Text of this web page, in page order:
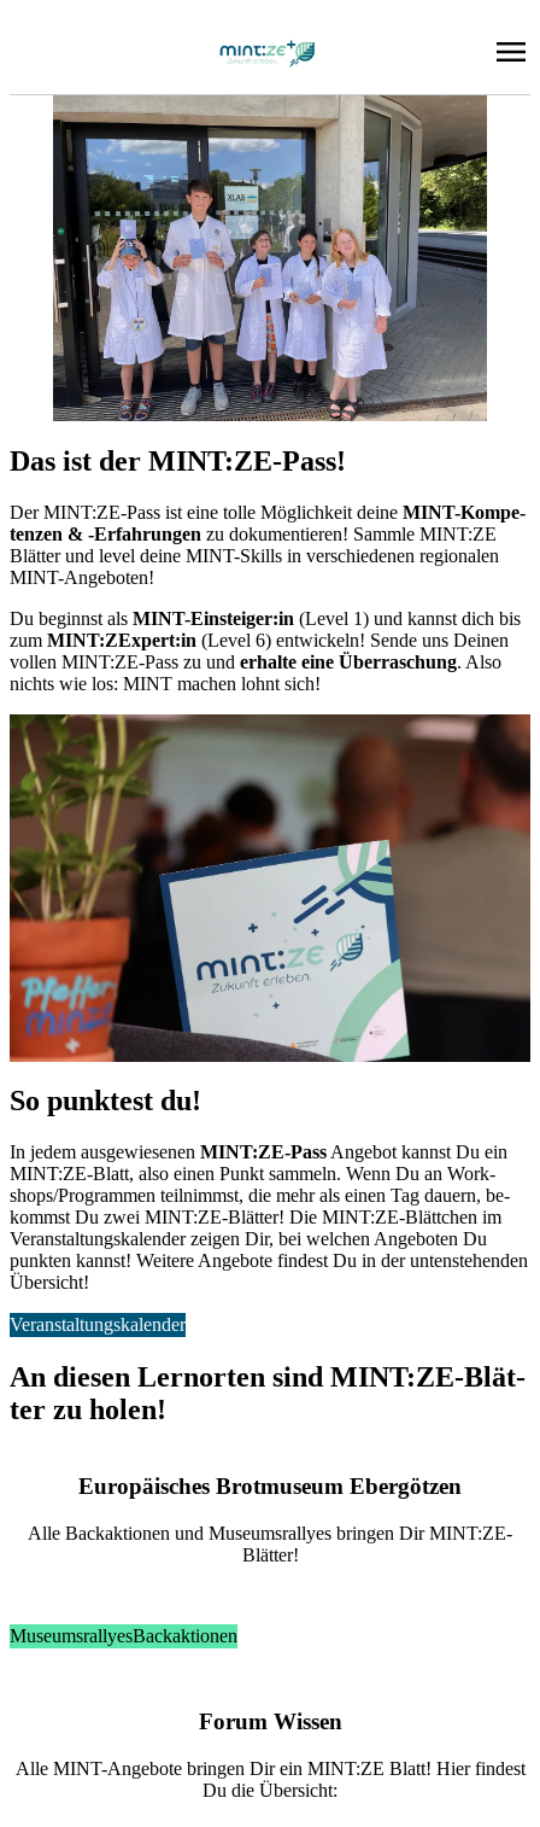
Das ist der MINT:ZE-Pass!
Der MINT:ZE-Pass ist eine tol­le Mög­lich­keit dei­ne MINT-Kom­pe­
ten­zen & -Er­fah­run­gen zu do­ku­men­tie­ren! Samm­le MINT:ZE
Blät­ter und le­vel dei­ne MINT-Skills in ver­schie­de­nen re­gio­na­len
MINT-An­ge­bo­ten!
Du be­ginnst als MINT-Ein­stei­ger:in (Le­vel 1) und kannst dich bis
zum MINT:ZEx­pert:in (Le­vel 6) ent­wi­ckeln! Sen­de uns Dei­nen
vol­len MINT:ZE-Pass zu und er­hal­te eine Über­ra­schung. Also
nichts wie los: MINT ma­chen lohnt sich!
So punk­test du!
In je­dem aus­ge­wie­se­nen MINT:ZE-Pass An­ge­bot kannst Du ein
MINT:ZE-Blatt, also ei­nen Punkt sam­meln. Wenn Du an Work­
shops/Pro­gram­men teil­nimmst, die mehr als ei­nen Tag dau­ern, be­
kommst Du zwei MINT:ZE-Blät­ter! Die MINT:ZE-Blätt­chen im
Ver­an­stal­tungs­ka­len­der zei­gen Dir, bei wel­chen An­ge­bo­ten Du
punk­ten kannst! Wei­te­re An­ge­bo­te fin­dest Du in der un­ten­ste­hen­den
Über­sicht!
Veranstaltungskalender
An die­sen Lern­or­ten sind MINT:ZE-Blät­
ter zu ho­len!
Eu­ro­päi­sches Brot­mu­se­um Eber­göt­zen
Alle Back­ak­tio­nen und Mu­se­ums­ral­lyes brin­gen Dir MINT:ZE-
Blät­ter!
MuseumsrallyesBackaktionen
Fo­rum Wis­sen
Alle MINT-An­ge­bo­te brin­gen Dir ein MINT:ZE Blatt! Hier fin­dest
Du die Über­sicht: